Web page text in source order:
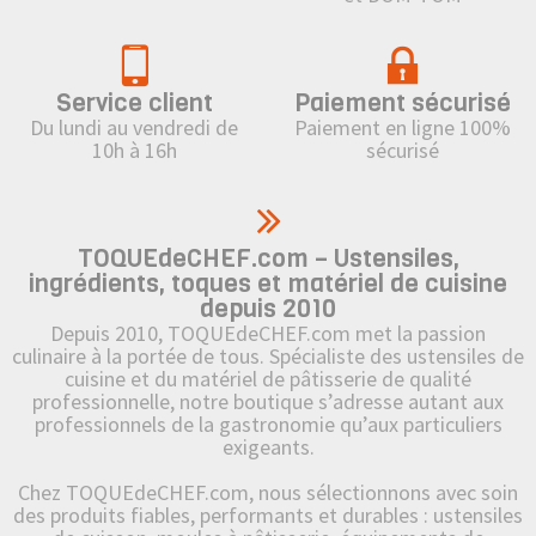
Service client
Du lundi au vendredi de
10h à 16h
Paiement sécurisé
Paiement en ligne 100%
sécurisé
TOQUEdeCHEF.com – Ustensiles,
ingrédients, toques et matériel de cuisine
depuis 2010
Depuis 2010, TOQUEdeCHEF.com met la passion
culinaire à la portée de tous. Spécialiste des ustensiles de
cuisine et du matériel de pâtisserie de qualité
professionnelle, notre boutique s’adresse autant aux
professionnels de la gastronomie qu’aux particuliers
exigeants.
Chez TOQUEdeCHEF.com, nous sélectionnons avec soin
des produits fiables, performants et durables : ustensiles